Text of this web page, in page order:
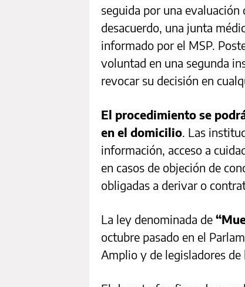
seguida por una
desacuerdo, una junta
informado por el MSP.
voluntad en una segunda
revocar su decisión en
El procedimiento se
en el domicilio. Las
información, acceso a
en casos de objeción de
obligadas a derivar o
La ley denominada de
octubre pasado en el
Amplio y de legisladores de